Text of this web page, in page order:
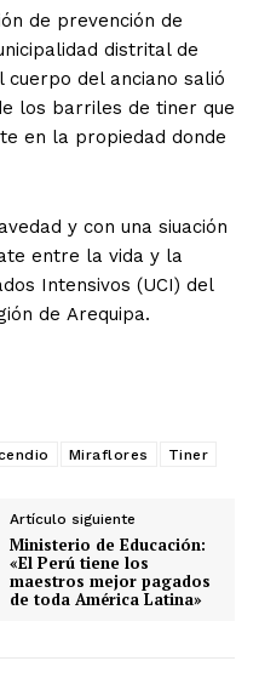
de prevención de
distrital de
cuerpo del anciano salió
los barriles de tiner que
en la propiedad donde
y con una siuación
entre la vida y la
Intensivos (UCI) del
de Arequipa.
Miraflores Tiner
Artículo siguiente
Ministerio de Educación:
«El Perú tiene los
maestros mejor pagados
de toda América Latina»